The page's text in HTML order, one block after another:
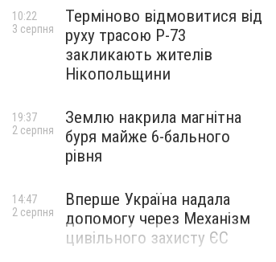
Терміново відмовитися від
руху трасою Р-73
закликають жителів
Нікопольщини
10:22
3 серпня
Землю накрила магнітна
буря майже 6-бального
рівня
19:37
2 серпня
Вперше Україна надала
допомогу через Механізм
цивільного захисту ЄС
14:47
2 серпня